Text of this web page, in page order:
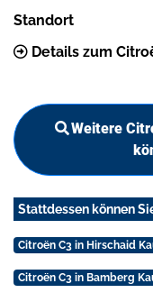
Standort
Details zum
Weitere
Stattdessen können
Citroën C3 in Hirschaid
Citroën C3 in Bamberg